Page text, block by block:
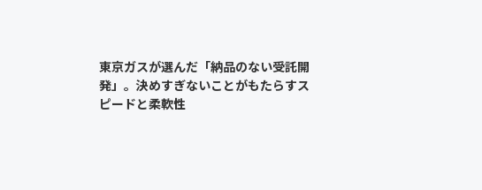
東京ガスが選んだ「納品のない受託開
発」。決めすぎないことがもたらすス
ピードと柔軟性